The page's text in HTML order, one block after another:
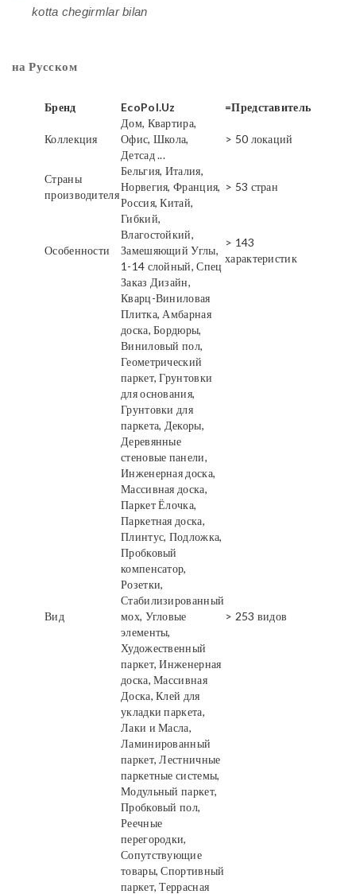
kotta chegirmlar bilan
на Русском
Бренд EcoPol.Uz =Представитель
Коллекция
Дом, Квартира,
Офис, Школа,
Детсад ...
> 50 локаций
Страны
производителя
Бельгия, Италия,
Норвегия, Франция,
Россия, Китай,
> 53 стран
Особенности
Гибкий,
Влагостойкий,
Замешяющий Углы,
1-14 слойный, Спец
Заказ Дизайн,
> 143
характеристик
Вид
Кварц-Виниловая
Плитка, Амбарная
доска, Бордюры,
Виниловый пол,
Геометрический
паркет, Грунтовки
для основания,
Грунтовки для
паркета, Декоры,
Деревянные
стеновые панели,
Инженерная доска,
Массивная доска,
Паркет Ёлочка,
Паркетная доска,
Плинтус, Подложка,
Пробковый
компенсатор,
Розетки,
Стабилизированный
мох, Угловые
элементы,
Художественный
паркет, Инженерная
доска, Массивная
Доска, Клей для
укладки паркета,
Лаки и Масла,
Ламинированный
паркет, Лестничные
паркетные системы,
Модульный паркет,
Пробковый пол,
Реечные
перегородки,
Сопутствующие
товары, Спортивный
паркет, Террасная
> 253 видов